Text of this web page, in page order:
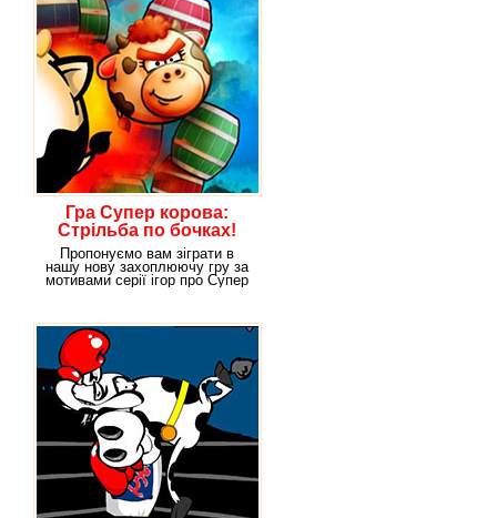
Гра Супер корова:
Стрільба по бочках!
Пропонуємо вам зіграти в
нашу нову захоплюючу гру за
мотивами серії ігор про Супер